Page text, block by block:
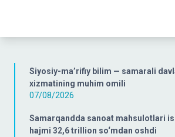
Siyosiy-ma’rifiy bilim — samarali
xizmatining muhim omili
07/08/2026
Samarqandda sanoat mahsulotlari
hajmi 32,6 trillion so‘mdan oshdi